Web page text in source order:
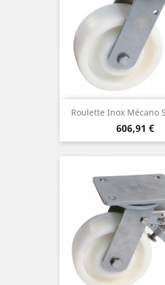
Roulette Inox Mécano
Prix
606,91 €